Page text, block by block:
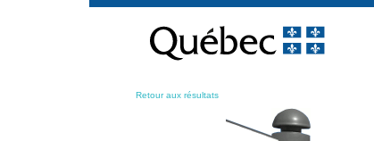
contenu
Retour aux résultats